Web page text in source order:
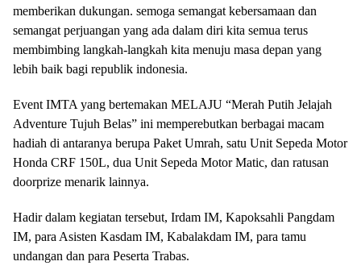
memberikan dukungan. semoga semangat kebersamaan dan
semangat perjuangan yang ada dalam diri kita semua terus
membimbing langkah-langkah kita menuju masa depan yang
lebih baik bagi republik indonesia.
Event IMTA yang bertemakan MELAJU “Merah Putih Jelajah
Adventure Tujuh Belas” ini memperebutkan berbagai macam
hadiah di antaranya berupa Paket Umrah, satu Unit Sepeda Motor
Honda CRF 150L, dua Unit Sepeda Motor Matic, dan ratusan
doorprize menarik lainnya.
Hadir dalam kegiatan tersebut, Irdam IM, Kapoksahli Pangdam
IM, para Asisten Kasdam IM, Kabalakdam IM, para tamu
undangan dan para Peserta Trabas.